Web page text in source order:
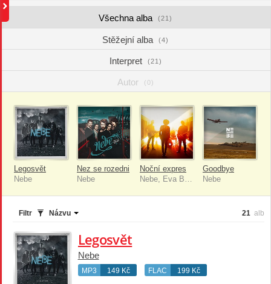
Všechna alba (21)
Stěžejní alba (4)
Interpret (21)
Autor (0)
Legosvět
Nebe
Nez se rozedni
Nebe
Noční expres
Nebe, Eva Burešová
Goodbye
Nebe
Filtr Názvu 21 alb
Legosvět
Nebe
MP3 149 Kč FLAC 199 Kč